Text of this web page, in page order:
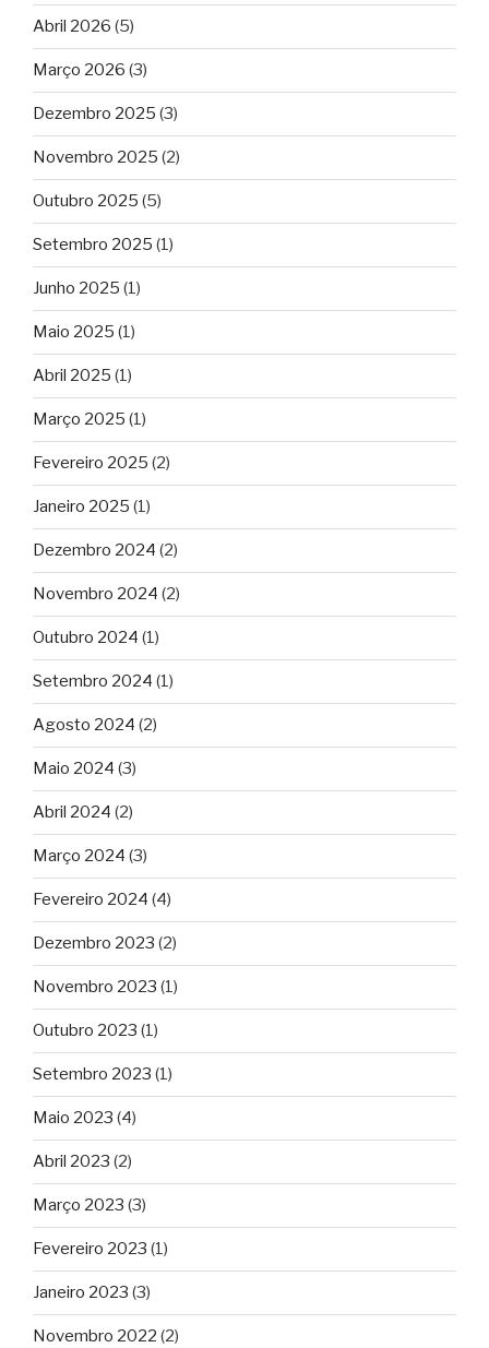
Abril 2026 (5)
Março 2026 (3)
Dezembro 2025 (3)
Novembro 2025 (2)
Outubro 2025 (5)
Setembro 2025 (1)
Junho 2025 (1)
Maio 2025 (1)
Abril 2025 (1)
Março 2025 (1)
Fevereiro 2025 (2)
Janeiro 2025 (1)
Dezembro 2024 (2)
Novembro 2024 (2)
Outubro 2024 (1)
Setembro 2024 (1)
Agosto 2024 (2)
Maio 2024 (3)
Abril 2024 (2)
Março 2024 (3)
Fevereiro 2024 (4)
Dezembro 2023 (2)
Novembro 2023 (1)
Outubro 2023 (1)
Setembro 2023 (1)
Maio 2023 (4)
Abril 2023 (2)
Março 2023 (3)
Fevereiro 2023 (1)
Janeiro 2023 (3)
Novembro 2022 (2)